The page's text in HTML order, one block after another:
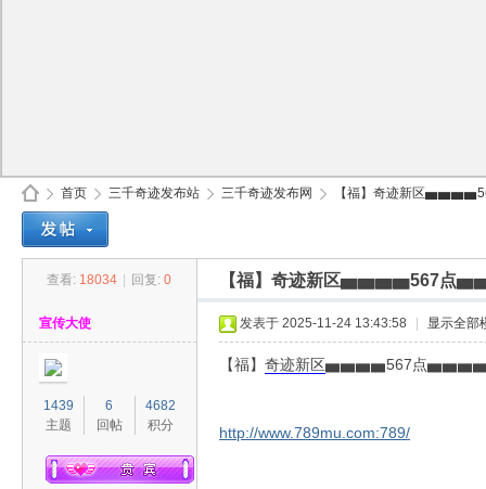
首页
›
三千奇迹发布站 三千奇迹发布网
›
【福】奇迹新区
查看: 18034 回复: 0 【福】奇迹新区▅▅▅▅567
宣传大使
1439
主题
6
回帖
4682
积分
发表于 2025-11-24 13:43:58 显示全部
【福】 奇迹新区▅▅▅▅567点▅▅▅▅
http://www.789mu.com:789/